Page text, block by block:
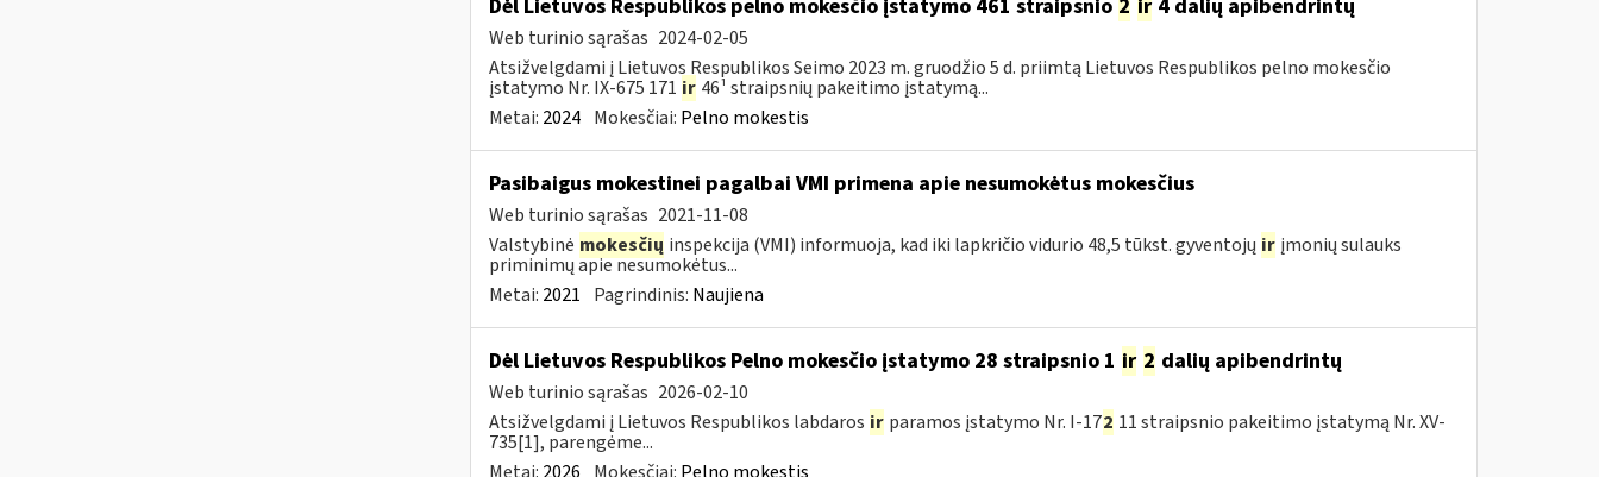
Dėl Lietuvos Respublikos pelno mokesčio įstatymo 461 straipsnio 2 ir4 dalių apibendrintų
Web turinio sąrašas 2024-02-05
Atsižvelgdami į Lietuvos Respublikos Seimo 2023 m. gruodžio 5 d. priimtą Lietuvos Respublikos pelno mokesčio
įstatymo Nr. IX-675 171 ir 46¹ straipsnių pakeitimo įstatymą...
Metai: 2024 Mokesčiai: Pelno mokestis
Pasibaigus mokestinei pagalbai VMI primena apie nesumokėtus mokesčius
Web turinio sąrašas 2021-11-08
Valstybinė mokesčių inspekcija (VMI) informuoja, kad iki lapkričio vidurio 48,5 tūkst. gyventojų ir įmonių sulauks
priminimų apie nesumokėtus...
Metai: 2021 Pagrindinis: Naujiena
Dėl Lietuvos Respublikos Pelno mokesčio įstatymo 28 straipsnio 1 ir 2 dalių apibendrintų
Web turinio sąrašas 2026-02-10
Atsižvelgdami į Lietuvos Respublikos labdaros ir paramos įstatymo Nr. I-172 11 straipsnio pakeitimo įstatymą Nr. XV-
735[1], parengėme...